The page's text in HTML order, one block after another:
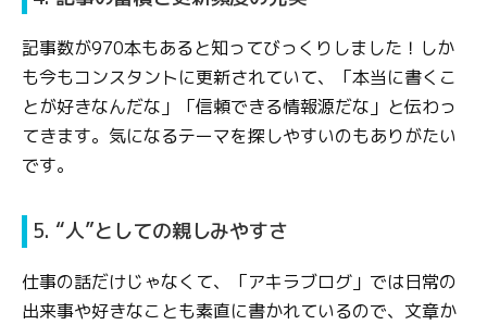
記事数が970本もあると知ってびっくりしました！しか
も今もコンスタントに更新されていて、「本当に書くこ
とが好きなんだな」「信頼できる情報源だな」と伝わっ
てきます。気になるテーマを探しやすいのもありがたい
です。
5. “人”としての親しみやすさ
仕事の話だけじゃなくて、「アキラブログ」では日常の
出来事や好きなことも素直に書かれているので、文章か